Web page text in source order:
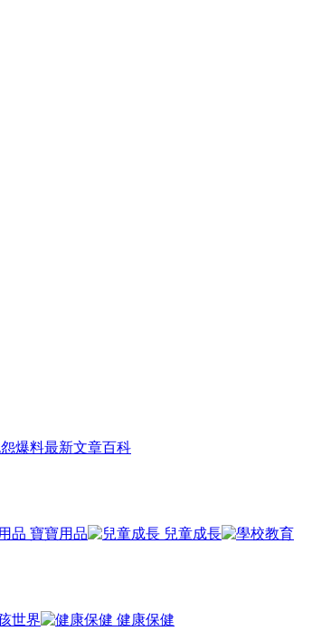
爆料最新文章百科
寶寶用品
兒童成長
世界 健康保健